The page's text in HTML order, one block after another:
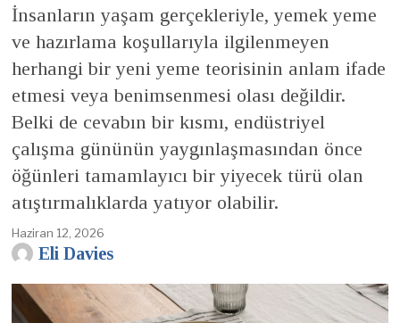
İnsanların yaşam gerçekleriyle, yemek yeme
ve hazırlama koşullarıyla ilgilenmeyen
herhangi bir yeni yeme teorisinin anlam ifade
etmesi veya benimsenmesi olası değildir.
Belki de cevabın bir kısmı, endüstriyel
çalışma gününün yaygınlaşmasından önce
öğünleri tamamlayıcı bir yiyecek türü olan
atıştırmalıklarda yatıyor olabilir.
Haziran 12, 2026
Eli Davies